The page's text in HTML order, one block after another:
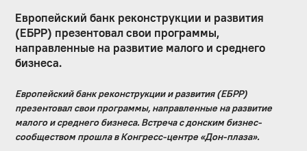
Европейский банк реконструкции и развития
(ЕБРР) презентовал свои программы,
направленные на развитие малого и среднего
бизнеса.
Европейский банк реконструкции и развития (ЕБРР)
презентовал свои программы, направленные на развитие
малого и среднего бизнеса. Встреча с донским бизнес-
сообществом прошла в Конгресс-центре «Дон-плаза».